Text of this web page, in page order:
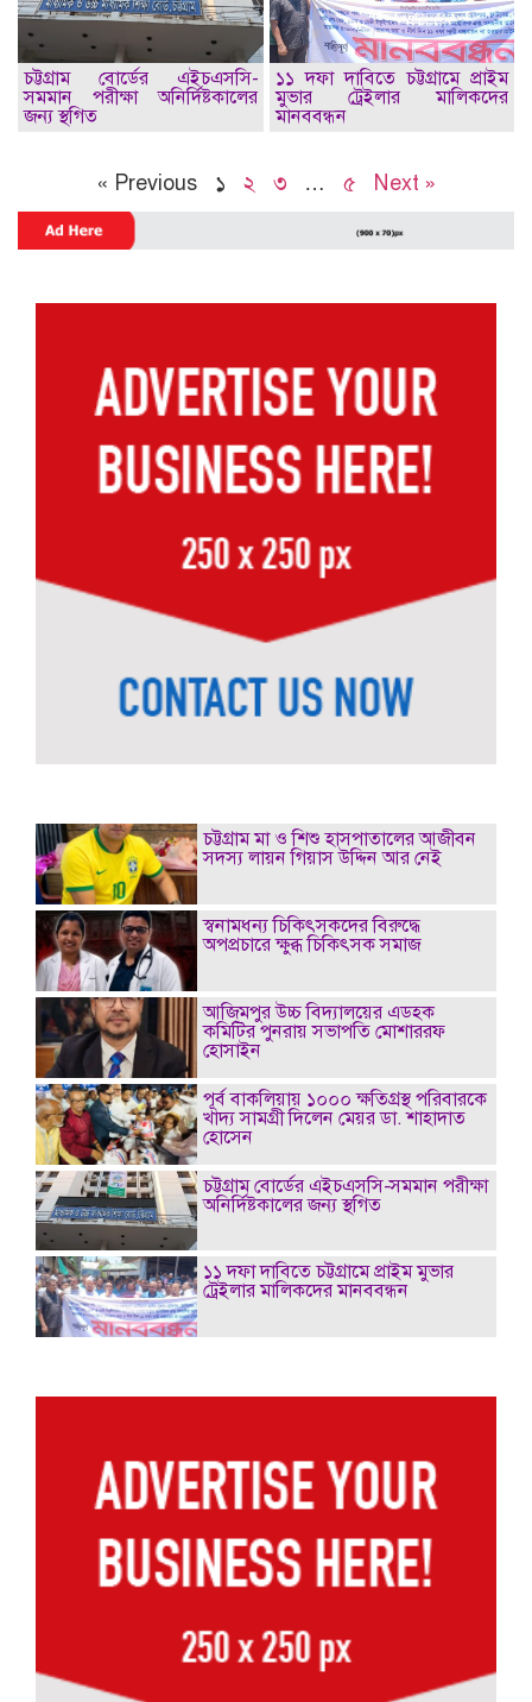
চট্টগ্রাম বোর্ডের এইচএসসি-
সমমান পরীক্ষা অনির্দিষ্টকালের
জন্য স্থগিত
১১ দফা দাবিতে চট্টগ্রামে প্রাইম
মুভার ট্রেইলার মালিকদের
মানববন্ধন
« Previous ১ ২ ৩ … ৫ Next »
চট্টগ্রাম মা ও শিশু হাসপাতালের আজীবন
সদস্য লায়ন গিয়াস উদ্দিন আর নেই
স্বনামধন্য চিকিৎসকদের বিরুদ্ধে
অপপ্রচারে ক্ষুব্ধ চিকিৎসক সমাজ
আজিমপুর উচ্চ বিদ্যালয়ের এডহক
কমিটির পুনরায় সভাপতি মোশাররফ
হোসাইন
পূর্ব বাকলিয়ায় ১০০০ ক্ষতিগ্রস্থ পরিবারকে
খাদ্য সামগ্রী দিলেন মেয়র ডা. শাহাদাত
হোসেন
চট্টগ্রাম বোর্ডের এইচএসসি-সমমান পরীক্ষা
অনির্দিষ্টকালের জন্য স্থগিত
১১ দফা দাবিতে চট্টগ্রামে প্রাইম মুভার
ট্রেইলার মালিকদের মানববন্ধন